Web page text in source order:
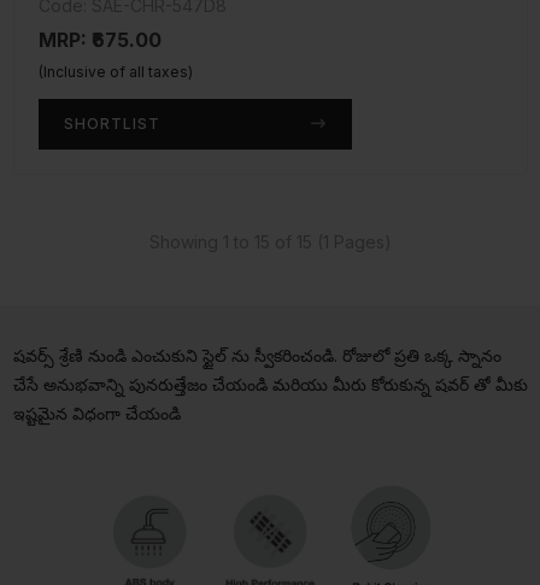
MRP: ₹675.00
(Inclusive of all taxes)
SHORTLIST
షవర్స్ శ్రేణి నుండి ఎంచుకుని స్టైల్ ను స్వీకరించండి. రోజులో ప్రతి ఒక్క స్నానం
చేసే అనుభవాన్ని పునరుత్తేజం చేయండి మరియు మీరు కోరుకున్న షవర్ తో మీకు
ఇష్టమైన విధంగా చేయండి